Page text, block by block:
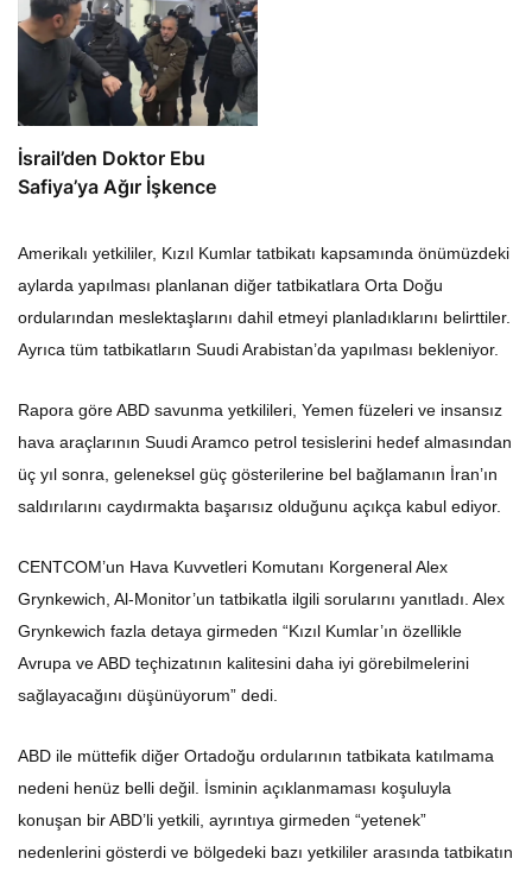
İsrail’den Doktor Ebu
Safiya’ya Ağır İşkence
Amerikalı yetkililer, Kızıl Kumlar tatbikatı kapsamında önümüzdeki
aylarda yapılması planlanan diğer tatbikatlara Orta Doğu
ordularından meslektaşlarını dahil etmeyi planladıklarını belirttiler.
Ayrıca tüm tatbikatların Suudi Arabistan’da yapılması bekleniyor.
Rapora göre ABD savunma yetkilileri, Yemen füzeleri ve insansız
hava araçlarının Suudi Aramco petrol tesislerini hedef almasından
üç yıl sonra, geleneksel güç gösterilerine bel bağlamanın İran’ın
saldırılarını caydırmakta başarısız olduğunu açıkça kabul ediyor.
CENTCOM’un Hava Kuvvetleri Komutanı Korgeneral Alex
Grynkewich, Al-Monitor’un tatbikatla ilgili sorularını yanıtladı. Alex
Grynkewich fazla detaya girmeden “Kızıl Kumlar’ın özellikle
Avrupa ve ABD teçhizatının kalitesini daha iyi görebilmelerini
sağlayacağını düşünüyorum” dedi.
ABD ile müttefik diğer Ortadoğu ordularının tatbikata katılmama
nedeni henüz belli değil. İsminin açıklanmaması koşuluyla
konuşan bir ABD’li yetkili, ayrıntıya girmeden “yetenek”
nedenlerini gösterdi ve bölgedeki bazı yetkililer arasında tatbikatın